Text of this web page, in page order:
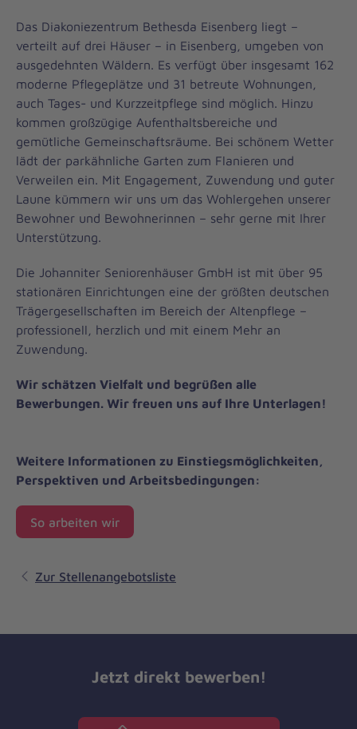
Das Diakoniezentrum Bethesda Eisenberg liegt –
verteilt auf drei Häuser – in Eisenberg, umgeben von
ausgedehnten Wäldern. Es verfügt über insgesamt 162
moderne Pflegeplätze und 31 betreute Wohnungen,
auch Tages- und Kurzzeitpflege sind möglich. Hinzu
kommen großzügige Aufenthaltsbereiche und
gemütliche Gemeinschaftsräume. Bei schönem Wetter
lädt der parkähnliche Garten zum Flanieren und
Verweilen ein. Mit Engagement, Zuwendung und guter
Laune kümmern wir uns um das Wohlergehen unserer
Bewohner und Bewohnerinnen – sehr gerne mit Ihrer
Unterstützung.
Die Johanniter Seniorenhäuser GmbH ist mit über 95
stationären Einrichtungen eine der größten deutschen
Trägergesellschaften im Bereich der Altenpflege –
professionell, herzlich und mit einem Mehr an
Zuwendung.
Wir schätzen Vielfalt und begrüßen alle
Bewerbungen. Wir freuen uns auf Ihre Unterlagen!
Weitere Informationen zu Einstiegsmöglichkeiten,
Perspektiven und Arbeitsbedingungen:
So arbeiten wir
Zur Stellenangebotsliste
Jetzt direkt bewerben!